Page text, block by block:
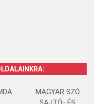
vettek
vadászati
miatt